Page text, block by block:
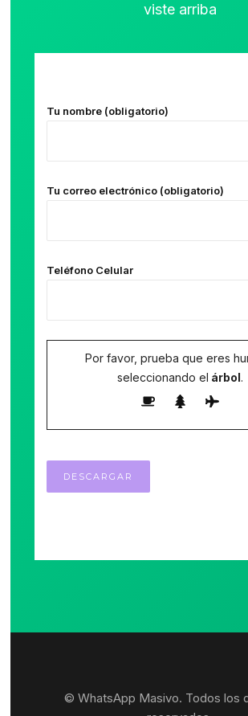
viste arriba
Tu nombre (obligatorio)
Tu correo electrónico (obligatorio)
Teléfono Celular
Por favor, prueba que eres
seleccionando el árbol.
© WhatsApp Masivo. Todos los